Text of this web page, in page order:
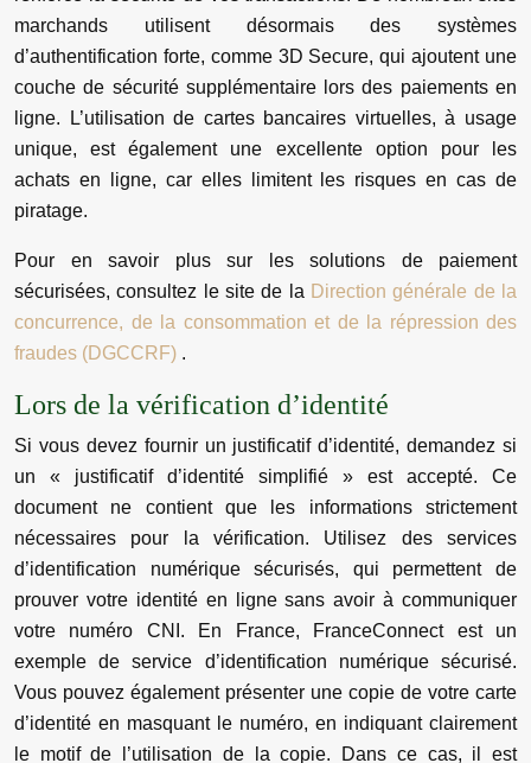
marchands utilisent désormais des systèmes
d’authentification forte, comme 3D Secure, qui ajoutent une
couche de sécurité supplémentaire lors des paiements en
ligne. L’utilisation de cartes bancaires virtuelles, à usage
unique, est également une excellente option pour les
achats en ligne, car elles limitent les risques en cas de
piratage.
Pour en savoir plus sur les solutions de paiement
sécurisées, consultez le site de la Direction générale de la
concurrence, de la consommation et de la répression des
fraudes (DGCCRF) .
Lors de la vérification d’identité
Si vous devez fournir un justificatif d’identité, demandez si
un « justificatif d’identité simplifié » est accepté. Ce
document ne contient que les informations strictement
nécessaires pour la vérification. Utilisez des services
d’identification numérique sécurisés, qui permettent de
prouver votre identité en ligne sans avoir à communiquer
votre numéro CNI. En France, FranceConnect est un
exemple de service d’identification numérique sécurisé.
Vous pouvez également présenter une copie de votre carte
d’identité en masquant le numéro, en indiquant clairement
le motif de l’utilisation de la copie. Dans ce cas, il est